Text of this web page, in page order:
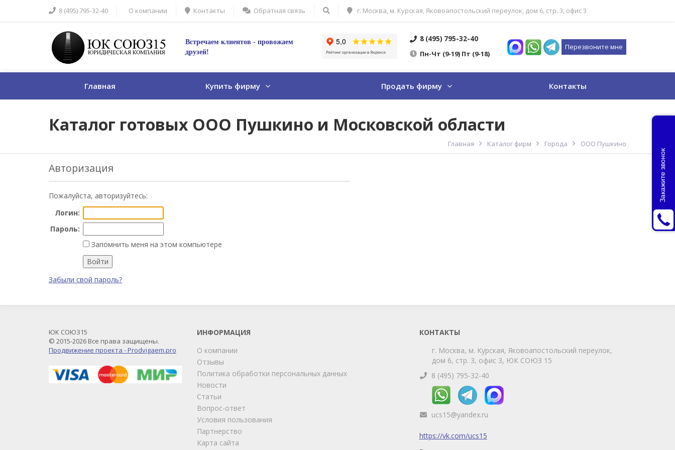
8 (495) 795-32-40 О компании Контакты Обратная связь г. Москва, м. Курская, Яковоапостольский переулок, дом 6, стр. 3, офис 3
Встречаем клиентов - провожаем
друзей!
8 (495) 795-32-40
Пн-Чт (9-19) Пт (9-18)
Перезвоните мне
Главная Купить фирму Продать фирму Контакты
Каталог готовых ООО Пушкино и Московской области
Главная Каталог фирм Города ООО Пушкино
Авторизация
Пожалуйста, авторизуйтесь:
Логин:
Пароль:
Запомнить меня на этом компьютере
Забыли свой пароль?
ИНФОРМАЦИЯ
О компании
Отзывы
Политика обработки персональных данных
Новости
Статьи
Вопрос-ответ
Условия пользования
Партнерство
Карта сайта
КОНТАКТЫ
г. Москва, м. Курская, Яковоапостольский переулок,
дом 6, стр. 3, офис 3, ЮК СОЮЗ 15
8 (495) 795-32-40
ucs15@yandex.ru
https://vk.com/ucs15
ЮК СОЮЗ15
© 2015-2026 Все права защищены.
Продвижение проекта - Prodvigaem.pro
Telegram Max
Телефон
Закажите звонок